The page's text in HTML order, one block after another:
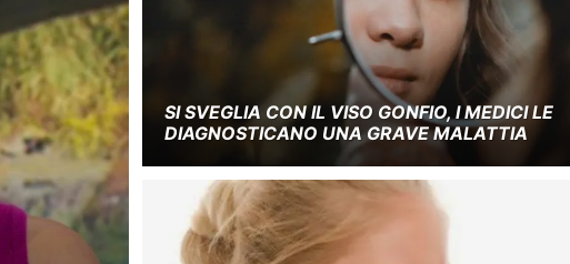
SI SVEGLIA CON IL VISO GONFIO, I MEDICI LE
DIAGNOSTICANO UNA GRAVE MALATTIA